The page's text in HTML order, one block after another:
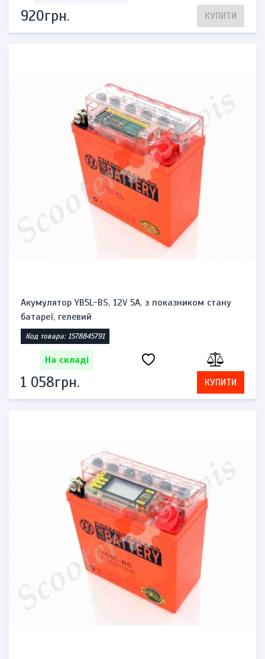
920грн. КУПИТИ
Акумулятор YB5L-BS, 12V 5A, з показником стану
батареї, гелевий
Код товара: 1578845791
На складі
1 058грн. КУПИТИ